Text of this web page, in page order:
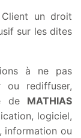
un droit
sur les dites
à ne pas
ou rediffuser,
de MATHIAS
logiciel,
information ou